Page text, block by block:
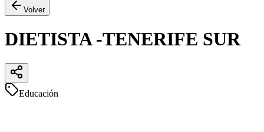
Volver
DIETISTA -TENERIFE SUR
Educación